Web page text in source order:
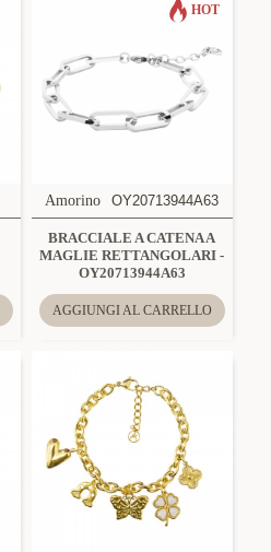
HOT
Amorino OY20713944A63
BRACCIALE A CATENA A
MAGLIE RETTANGOLARI -
OY20713944A63
AGGIUNGI AL CARRELLO